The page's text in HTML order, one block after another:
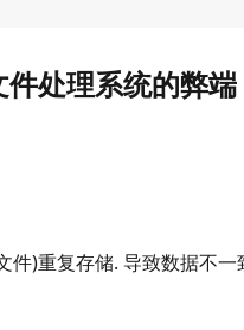
件处理系统的弊端
件)重复存储. 导致数据不